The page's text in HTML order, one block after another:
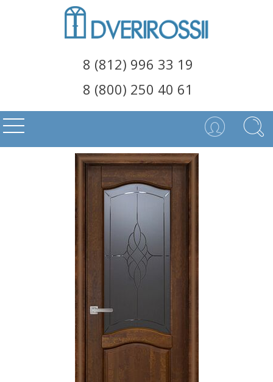
8 (812) 996 33 19
8 (800) 250 40 61